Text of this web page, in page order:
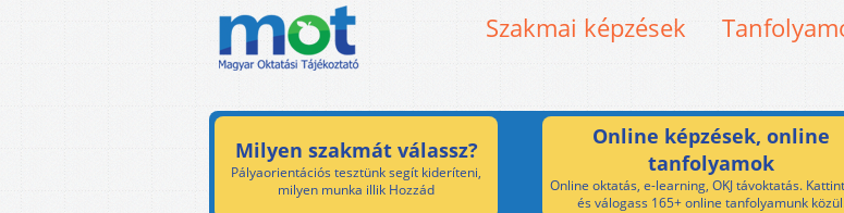
Szakmai képzések
Milyen szakmát válassz?
Pályaorientációs tesztünk segít kideríteni,
milyen munka illik Hozzád
Online képzések, online
tanfolyamok
Online oktatás, e-learning, OKJ távoktatás.
és válogass 165+ online tanfolyamunk